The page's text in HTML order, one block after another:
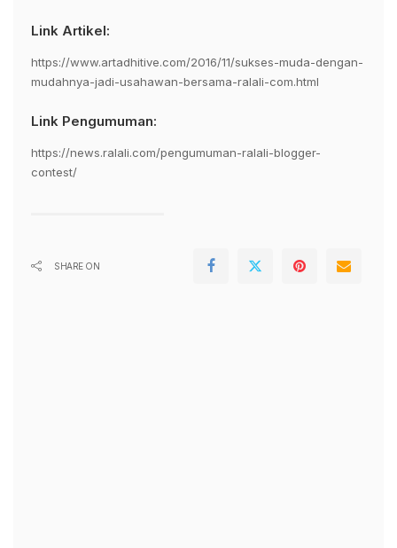
Link Artikel:
https://www.artadhitive.com/2016/11/sukses-muda-dengan-
mudahnya-jadi-usahawan-bersama-ralali-com.html
Link Pengumuman:
https://news.ralali.com/pengumuman-ralali-blogger-
contest/
SHARE ON